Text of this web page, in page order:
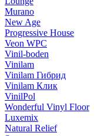
Murano
New Age
Progressive House
Veon WPC
Vinil-boden
Vinilam
Vinilam Гибрид
Vinilam Клик
VinilPol
Wonderful Vinyl Floor
Luxemix
Natural Relief